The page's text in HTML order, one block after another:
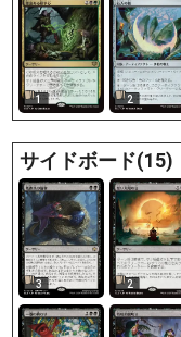
1 2
サイドボード(15)
3 2